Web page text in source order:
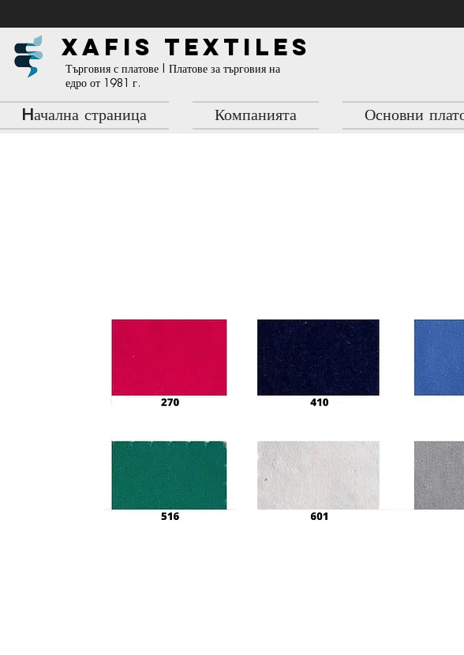
XAFIS TEXTILES
Търговия с платове | Платове за търговия на
едро от 1981 г.
Hачална страница Компанията Основни